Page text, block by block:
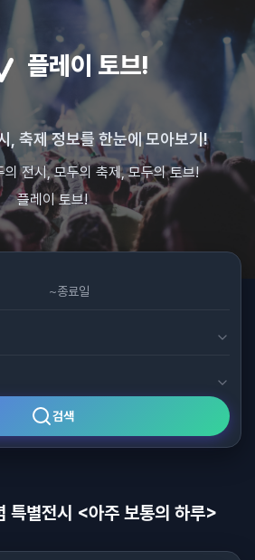
플레이 토브!
, 축제 정보를 한눈에 모아보기!
의 전시, 모두의 축제, 모두의 토브!
플레이 토브!
~
검색
특별전시 <아주 보통의 하루>